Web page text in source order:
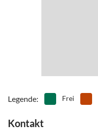
Legende: Frei
Kontakt